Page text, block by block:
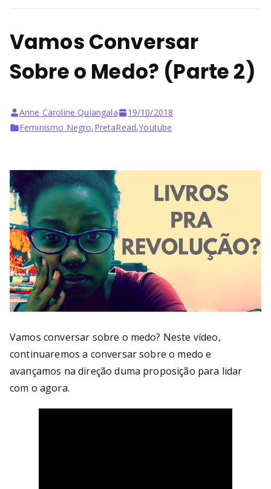
Vamos Conversar
Sobre o Medo? (Parte 2)
Anne Caroline Quiangala
19/10/2018
Feminismo Negro,PretaRead,Youtube
Vamos conversar sobre o medo? Neste vídeo,
continuaremos a conversar sobre o medo e
avançamos na direção duma proposição para lidar
com o agora.